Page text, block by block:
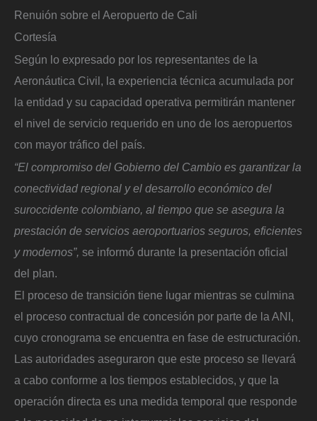
Renuión sobre el Aeropuerto de Cali
Cortesía
Según lo expresado por los representantes de la
Aeronáutica Civil, la experiencia técnica acumulada por
la entidad y su capacidad operativa permitirán mantener
el nivel de servicio requerido en uno de los aeropuertos
con mayor tráfico del país.
“El compromiso del Gobierno del Cambio es garantizar la
conectividad regional y el desarrollo económico del
suroccidente colombiano, al tiempo que se asegura la
prestación de servicios aeroportuarios seguros, eficientes
y modernos”, se informó durante la presentación oficial
del plan.
El proceso de transición tiene lugar mientras se culmina
el proceso contractual de concesión por parte de la ANI,
cuyo cronograma se encuentra en fase de estructuración.
Las autoridades aseguraron que este proceso se llevará
a cabo conforme a los tiempos establecidos, y que la
operación directa es una medida temporal que responde